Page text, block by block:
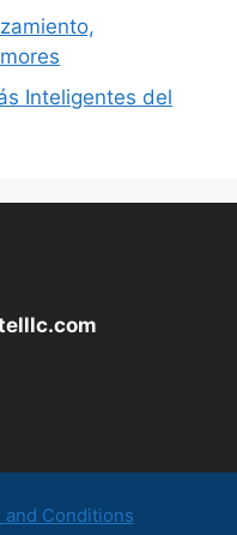
Inteligentes del
and Conditions